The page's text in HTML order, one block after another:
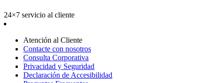
24×7 servicio al cliente
Atención al Cliente
Contacte con nosotros
Consulta Corporativa
Privacidad y Seguridad
Declaración de Accesibilidad